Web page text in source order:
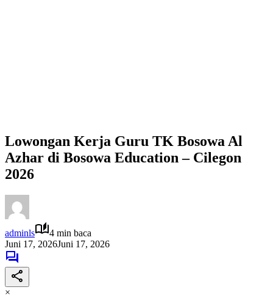
Lowongan Kerja Guru TK Bosowa Al
Azhar di Bosowa Education – Cilegon
2026
adminls
4 min baca
Juni 17, 2026Juni 17, 2026
×